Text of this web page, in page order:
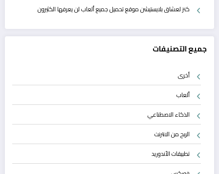
كنز لعشاق بلايستيشن موقع تحميل جميع ألعاب لن يعرفها الكثيرون
جميع التصنيفات
أخرى
ألعاب
الذكاء الاصطناعي
الربح من الانترنت
تطبيقات الأندوريد